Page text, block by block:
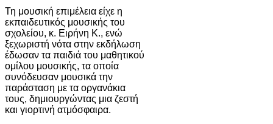
Τη μουσική επιμέλεια είχε η
εκπαιδευτικός μουσικής του
σχολείου, κ. Ειρήνη Κ., ενώ
ξεχωριστή νότα στην εκδήλωση
έδωσαν τα παιδιά του μαθητικού
ομίλου μουσικής, τα οποία
συνόδευσαν μουσικά την
παράσταση με τα οργανάκια
τους, δημιουργώντας μια ζεστή
και γιορτινή ατμόσφαιρα.